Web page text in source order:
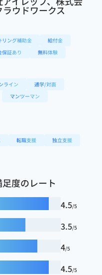
ラウドワークス
リング補助金
給付金
保証あり
無料体験
ライン
通学/対面
マンツーマン
転職支援 独立支援
足度のレート
4.5/5
3.5/5
4/5
4.5/5